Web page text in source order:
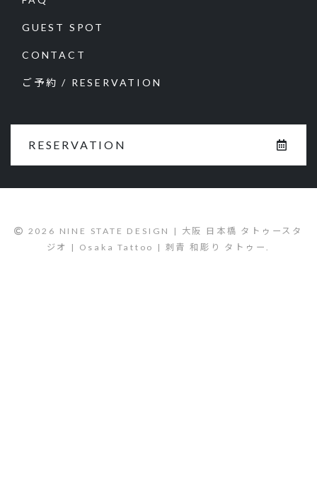
GUEST SPOT
CONTACT
ご予約 / RESERVATION
RESERVATION
2026 NINE STATE DESIGN | 大阪 日本橋 タトゥースタ
ジオ | Osaka Tattoo | 刺青 和彫り タトゥー.